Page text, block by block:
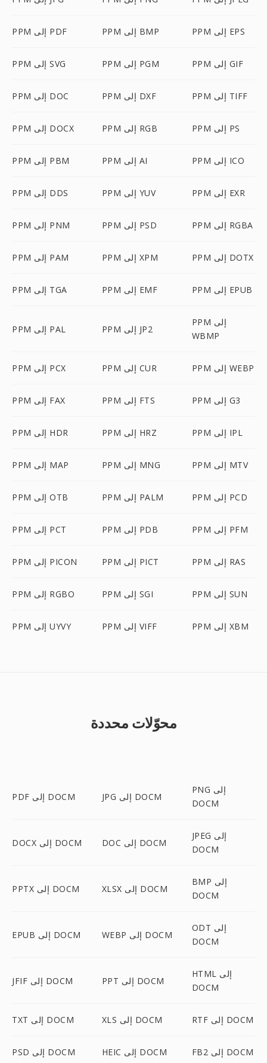
PPM إلى PDF PPM إلى BMP PPM إلى EPS
PPM إلى SVG PPM إلى PGM PPM إلى GIF
PPM إلى DOC PPM إلى DXF PPM إلى TIFF
PPM إلى DOCX PPM إلى RGB PPM إلى PS
PPM إلى PBM PPM إلى AI PPM إلى ICO
PPM إلى DDS PPM إلى YUV PPM إلى EXR
PPM إلى PNM PPM إلى PSD PPM إلى RGBA
PPM إلى PAM PPM إلى XPM PPM إلى DOTX
PPM إلى TGA PPM إلى EMF PPM إلى EPUB
PPM إلى PAL PPM إلى JP2
PPM إلى
WBMP
PPM إلى PCX PPM إلى CUR PPM إلى WEBP
PPM إلى FAX PPM إلى FTS PPM إلى G3
PPM إلى HDR PPM إلى HRZ PPM إلى IPL
PPM إلى MAP PPM إلى MNG PPM إلى MTV
PPM إلى OTB PPM إلى PALM PPM إلى PCD
PPM إلى PCT PPM إلى PDB PPM إلى PFM
PPM إلى PICON PPM إلى PICT PPM إلى RAS
PPM إلى RGBO PPM إلى SGI PPM إلى SUN
PPM إلى UYVY PPM إلى VIFF PPM إلى XBM
محوّلات محددة
PDF إلى DOCM JPG إلى DOCM
PNG إلى
DOCM
DOCX إلى DOCM DOC إلى DOCM
JPEG إلى
DOCM
PPTX إلى DOCM XLSX إلى DOCM
BMP إلى
DOCM
EPUB إلى DOCM WEBP إلى DOCM
ODT إلى
DOCM
JFIF إلى DOCM PPT إلى DOCM
HTML إلى
DOCM
TXT إلى DOCM XLS إلى DOCM RTF إلى DOCM
PSD إلى DOCM HEIC إلى DOCM FB2 إلى DOCM